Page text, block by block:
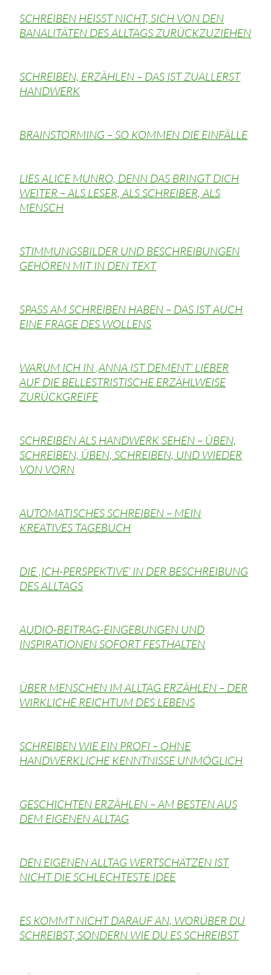
SCHREIBEN HEISST NICHT, SICH VON DEN
BANALITÄTEN DES ALLTAGS ZURÜCKZUZIEHEN
SCHREIBEN, ERZÄHLEN – DAS IST ZUALLERST
HANDWERK
BRAINSTORMING – SO KOMMEN DIE EINFÄLLE
LIES ALICE MUNRO, DENN DAS BRINGT DICH
WEITER – ALS LESER, ALS SCHREIBER, ALS
MENSCH
STIMMUNGSBILDER UND BESCHREIBUNGEN
GEHÖREN MIT IN DEN TEXT
SPASS AM SCHREIBEN HABEN – DAS IST AUCH
EINE FRAGE DES WOLLENS
WARUM ICH IN ‚ANNA IST DEMENT‘ LIEBER
AUF DIE BELLESTRISTISCHE ERZÄHLWEISE
ZURÜCKGREIFE
SCHREIBEN ALS HANDWERK SEHEN – ÜBEN,
SCHREIBEN, ÜBEN, SCHREIBEN, UND WIEDER
VON VORN
AUTOMATISCHES SCHREIBEN – MEIN
KREATIVES TAGEBUCH
DIE ‚ICH-PERSPEKTIVE‘ IN DER BESCHREIBUNG
DES ALLTAGS
AUDIO-BEITRAG-EINGEBUNGEN UND
INSPIRATIONEN SOFORT FESTHALTEN
ÜBER MENSCHEN IM ALLTAG ERZÄHLEN – DER
WIRKLICHE REICHTUM DES LEBENS
SCHREIBEN WIE EIN PROFI – OHNE
HANDWERKLICHE KENNTNISSE UNMÖGLICH
GESCHICHTEN ERZÄHLEN – AM BESTEN AUS
DEM EIGENEN ALLTAG
DEN EIGENEN ALLTAG WERTSCHÄTZEN IST
NICHT DIE SCHLECHTESTE IDEE
ES KOMMT NICHT DARAUF AN, WORÜBER DU
SCHREIBST, SONDERN WIE DU ES SCHREIBST